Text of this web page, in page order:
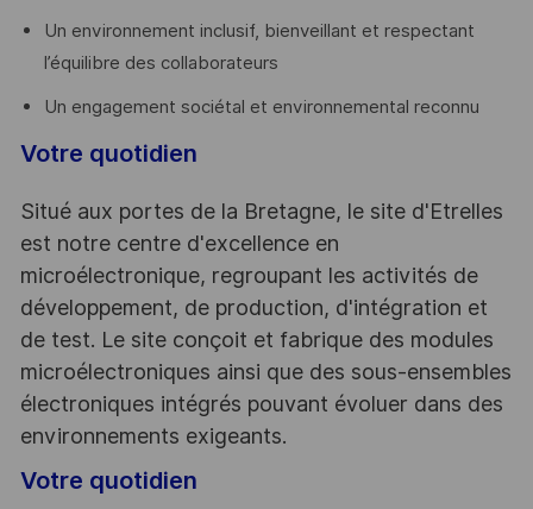
Un environnement inclusif, bienveillant et respectant
l’équilibre des collaborateurs
Un engagement sociétal et environnemental reconnu
Votre quotidien
Situé aux portes de la Bretagne, le site d'Etrelles
est notre centre d'excellence en
microélectronique, regroupant les activités de
développement, de production, d'intégration et
de test. Le site conçoit et fabrique des modules
microélectroniques ainsi que des sous-ensembles
électroniques intégrés pouvant évoluer dans des
environnements exigeants.
Votre quotidien